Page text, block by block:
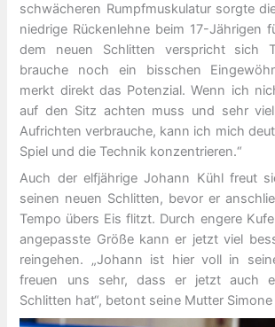
schwächeren Rumpfmuskulatur sorgte
niedrige Rückenlehne beim 17-Jährigen
dem neuen Schlitten verspricht sich
brauche noch ein bisschen
merkt direkt das Potenzial. Wenn ich
auf den Sitz achten muss und sehr
Aufrichten verbrauche, kann ich mich
Spiel und die Technik konzentrieren.“
Auch der elfjährige Johann Kühl freut
seinen neuen Schlitten, bevor er
Tempo übers Eis flitzt. Durch engere
angepasste Größe kann er jetzt viel
reingehen. „Johann ist hier voll in
freuen uns sehr, dass er jetzt auch
Schlitten hat“, betont seine Mutter Simone